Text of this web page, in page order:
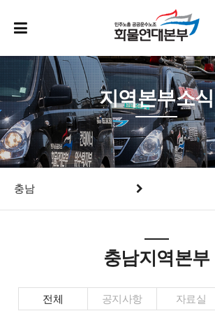
지역본부소식
충남
충남지역본부
전체 공지사항 자료실